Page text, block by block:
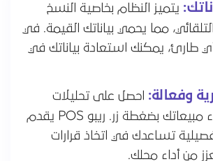
يتميز النظام بخاصية النسخ
مما يحمي بياناتك القيمة. في
طارئ، يمكنك استعادة بياناتك في
وفعالة:
احصل على تحليلات
دقيقة وأداء مبيعاتك بضغطة زر. ريبو POS يقدم
تساعدك في اتخاذ قرارات
من أداء محلك.